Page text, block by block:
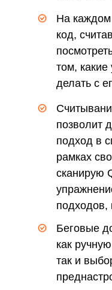
На каждом
код,
том,
делать с
позволит
подход в
рамках
сканирую
подходов,
списке
Беговые
как
так и